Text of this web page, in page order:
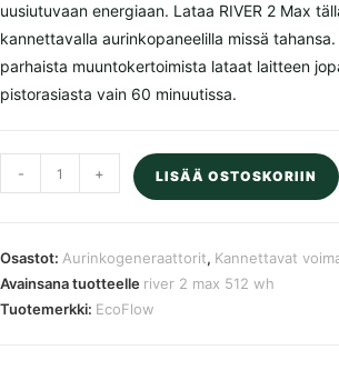
uusiutuvaan energiaan. Lataa RIVER 2 Max
kannettavalla aurinkopaneelilla missä
parhaista muuntokertoimista lataat laitteen
pistorasiasta vain 60 minuutissa.
ECOFLOW
2
Max
512
- + LISÄÄ OSTOSKORIIN
Osastot: Aurinkogeneraattorit, Kannettavat
Avainsana tuotteelle river 2 max 512 wh
Tuotemerkki: EcoFlow